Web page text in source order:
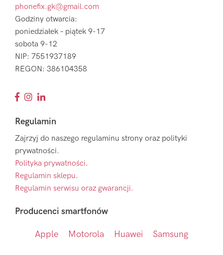
phonefix.gk@gmail.com
Godziny otwarcia:
poniedziałek – piątek 9-17
sobota 9-12
NIP: 7551937189
REGON: 386104358
Regulamin
Zajrzyj do naszego regulaminu strony oraz polityki
prywatności.
Polityka prywatności.
Regulamin sklepu.
Regulamin serwisu oraz gwarancji.
Producenci smartfonów
Apple Motorola Huawei Samsung